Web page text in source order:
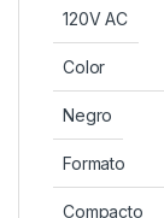
120V AC
Color
Negro
Formato
Compacto